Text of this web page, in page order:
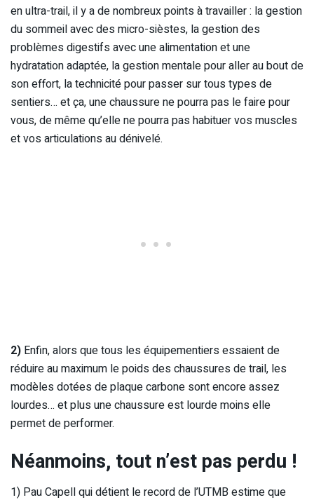
en ultra-trail, il y a de nombreux points à travailler : la gestion
du sommeil avec des micro-sièstes, la gestion des
problèmes digestifs avec une alimentation et une
hydratation adaptée, la gestion mentale pour aller au bout de
son effort, la technicité pour passer sur tous types de
sentiers… et ça, une chaussure ne pourra pas le faire pour
vous, de même qu’elle ne pourra pas habituer vos muscles
et vos articulations au dénivelé.
2) Enfin, alors que tous les équipementiers essaient de
réduire au maximum le poids des chaussures de trail, les
modèles dotées de plaque carbone sont encore assez
lourdes… et plus une chaussure est lourde moins elle
permet de performer.
Néanmoins, tout n’est pas perdu !
1) Pau Capell qui détient le record de l’UTMB estime que